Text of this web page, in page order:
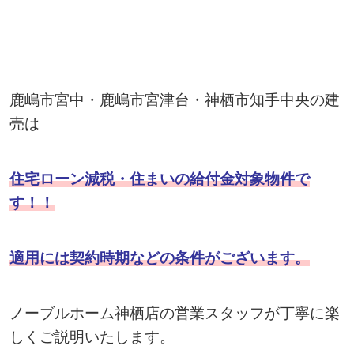
鹿嶋市宮中・鹿嶋市宮津台・神栖市知手中央の建
売は
住宅ローン減税・住まいの給付金対象物件で
す！！
適用には契約時期などの条件がございます。
ノーブルホーム神栖店の営業スタッフが丁寧に楽
しくご説明いたします。